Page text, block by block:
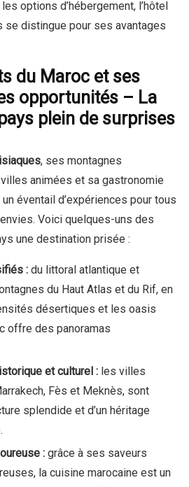
options d’hébergement, l’hôtel
se distingue pour ses avantages
du Maroc et ses
opportunités – La
plein de surprises
, ses montagnes
animées et sa gastronomie
éventail d’expériences pour tous
Voici quelques-uns des
une destination prisée :
: du littoral atlantique et
du Haut Atlas et du Rif, en
désertiques et les oasis
offre des panoramas
et culturel : les villes
Fès et Meknès, sont
splendide et d’un héritage
: grâce à ses saveurs
la cuisine marocaine est un